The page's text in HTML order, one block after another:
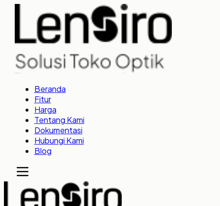
Beranda
Fitur
Harga
Tentang Kami
Dokumentasi
Hubungi Kami
Blog